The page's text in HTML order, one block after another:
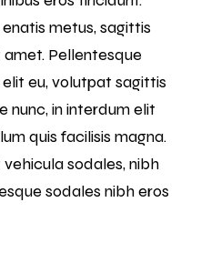
metus, sagittis
Pellentesque
eu, volutpat sagittis
nunc, in interdum elit
quis facilisis magna.
sodales, nibh
sodales nibh eros